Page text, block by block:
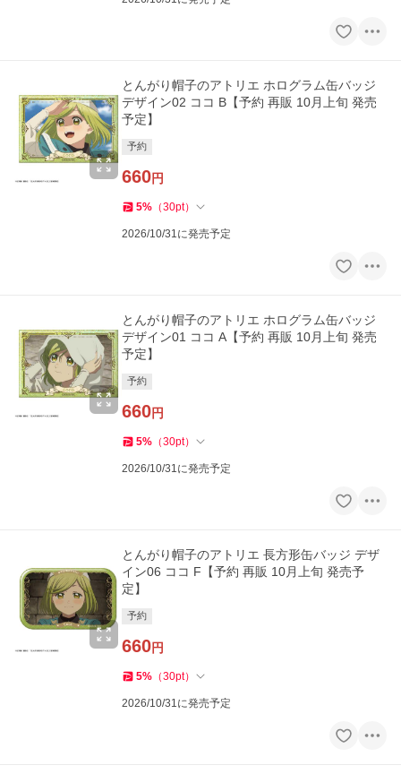
とんがり帽子のアトリエ ホログラム缶バッジ
デザイン02 ココ B【予約 再販 10月上旬 発売
予定】
予約
660円
5% （30pt）
2026/10/31に発売予定
とんがり帽子のアトリエ ホログラム缶バッジ
デザイン01 ココ A【予約 再販 10月上旬 発売
予定】
予約
660円
5% （30pt）
2026/10/31に発売予定
とんがり帽子のアトリエ 長方形缶バッジ デザ
イン06 ココ F【予約 再販 10月上旬 発売予
定】
予約
660円
5% （30pt）
2026/10/31に発売予定